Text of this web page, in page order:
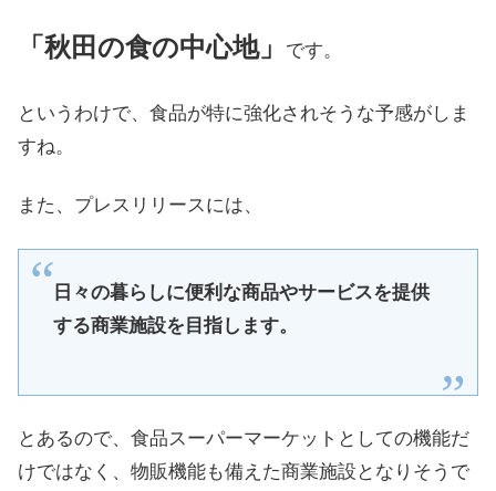
「秋田の食の中心地」 です。
というわけで、食品が特に強化されそうな予感がしま
すね。
また、プレスリリースには、
日々の暮らしに便利な商品やサービスを提供
する商業施設を目指します。
とあるので、食品スーパーマーケットとしての機能だ
けではなく、物販機能も備えた商業施設となりそうで